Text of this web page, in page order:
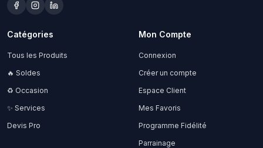
Catégories
Tous les Produits
🔥 Soldes
♻️ Occasion
✨ Services
Devis Pro
Mon Compte
Connexion
Créer un compte
Espace Client
Mes Favoris
Programme Fidélité
Parrainage